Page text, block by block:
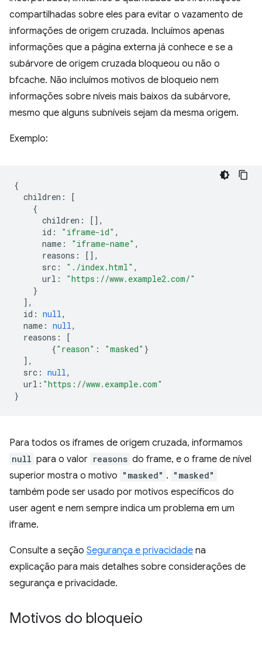
compartilhadas sobre eles para evitar o vazamento de
informações de origem cruzada. Incluímos apenas
informações que a página externa já conhece e se a
subárvore de origem cruzada bloqueou ou não o
bfcache. Não incluímos motivos de bloqueio nem
informações sobre níveis mais baixos da subárvore,
mesmo que alguns subníveis sejam da mesma origem.
Exemplo:
{
children :
[
{
children :
[],
id : "iframe-id" ,
name : "iframe-name" ,
reasons :
[],
src : "./index.html" ,
url :
"https://www.example2.com/"
}
],
id : null,
name : null,
reasons :
[
{"reason" : "masked" }
],
src : null,
url : "https://www.example.com"
}
Para todos os iframes de origem cruzada, informamos
null para o valor reasons do frame, e o frame de nível
superior mostra o motivo "masked" . "masked"
também pode ser usado por motivos específicos do
user agent e nem sempre indica um problema em um
iframe.
Consulte a seção Segurança e privacidade na
explicação para mais detalhes sobre considerações de
segurança e privacidade.
Motivos do bloqueio